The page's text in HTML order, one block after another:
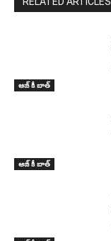
ఆజ్ కీ బాత్
ఆజ్ కీ బాత్